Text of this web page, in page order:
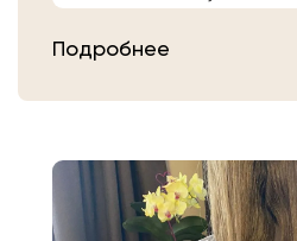
Затем плотно
самостоятельно, то
аккуратно уложите в
Или просто
Подробнее